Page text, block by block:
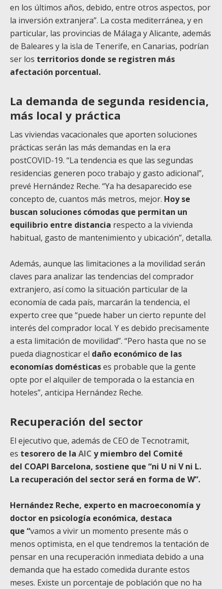
en los últimos años, debido, entre otros aspectos, por
la inversión extranjera”. La costa mediterránea, y en
particular, las provincias de Málaga y Alicante, además
de Baleares y la isla de Tenerife, en Canarias, podrían
ser los territorios donde se registren más
afectación porcentual.
La demanda de segunda residencia,
más local y práctica
Las viviendas vacacionales que aporten soluciones
prácticas serán las más demandas en la era
postCOVID-19. “La tendencia es que las segundas
residencias generen poco trabajo y gasto adicional”,
prevé Hernández Reche. “Ya ha desaparecido ese
concepto de, cuantos más metros, mejor. Hoy se
buscan soluciones cómodas que permitan un
equilibrio entre distancia respecto a la vivienda
habitual, gasto de mantenimiento y ubicación”, detalla.
Además, aunque las limitaciones a la movilidad serán
claves para analizar las tendencias del comprador
extranjero, así como la situación particular de la
economía de cada país, marcarán la tendencia, el
experto cree que “puede haber un cierto repunte del
interés del comprador local. Y es debido precisamente
a esta limitación de movilidad”. “Pero hasta que no se
pueda diagnosticar el daño económico de las
economías domésticases probable que la gente
opte por el alquiler de temporada o la estancia en
hoteles”, anticipa Hernández Reche.
Recuperación del sector
El ejecutivo que, además de CEO de Tecnotramit,
es tesorero de la AIC y miembro del Comité
del COAPI Barcelona, sostiene que “ni U ni V ni L.
La recuperación del sector será en forma de W”.
Hernández Reche, experto en macroeconomía y
doctor en psicología económica, destaca
que “vamos a vivir un momento presente más o
menos optimista, en el que tendremos la tentación de
pensar en una recuperación inmediata debido a una
demanda que ha estado comedida durante estos
meses. Existe un porcentaje de población que no ha